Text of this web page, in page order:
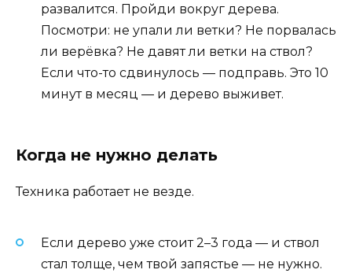
развалится. Пройди вокруг дерева.
Посмотри: не упали ли ветки? Не порвалась
ли верёвка? Не давят ли ветки на ствол?
Если что-то сдвинулось — подправь. Это 10
минут в месяц — и дерево выживет.
Когда не нужно делать
Техника работает не везде.
Если дерево уже стоит 2–3 года — и ствол
стал толще, чем твой запястье — не нужно.